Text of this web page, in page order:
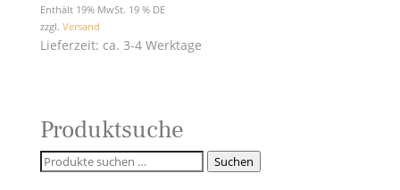
Enthält 19% MwSt. 19 % DE
zzgl. Versand
Lieferzeit: ca. 3-4 Werktage
Produktsuche
Suchen
Suchen